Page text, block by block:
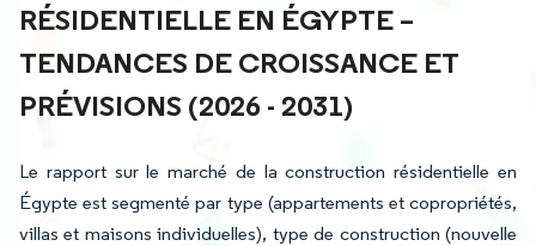
RÉSIDENTIELLE EN ÉGYPTE –
TENDANCES DE CROISSANCE ET
PRÉVISIONS (2026 - 2031)
Le rapport sur le marché de la construction résidentielle en
Égypte est segmenté par type (appartements et copropriétés,
villas et maisons individuelles), type de construction (nouvelle